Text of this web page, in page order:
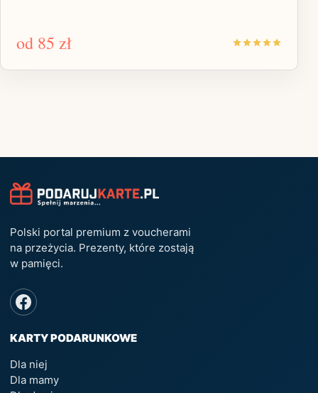
od 85 zł
Polski portal premium z voucherami
na przeżycia. Prezenty, które zostają
w pamięci.
KARTY PODARUNKOWE
Dla niej
Dla mamy